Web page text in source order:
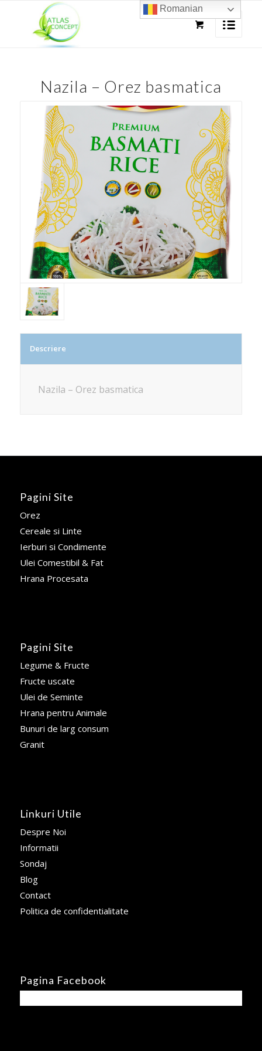
Nazila – Orez basmatica
Descriere
Nazila – Orez basmatica
Pagini Site
Orez
Cereale si Linte
Ierburi si Condimente
Ulei Comestibil & Fat
Hrana Procesata
Pagini Site
Legume & Fructe
Fructe uscate
Ulei de Seminte
Hrana pentru Animale
Bunuri de larg consum
Granit
Linkuri Utile
Despre Noi
Informatii
Sondaj
Blog
Contact
Politica de confidentialitate
Pagina Facebook
Romanian